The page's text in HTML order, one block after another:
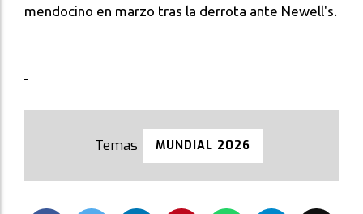
mendocino en marzo tras la derrota ante Newell's.
MUNDIAL 2026